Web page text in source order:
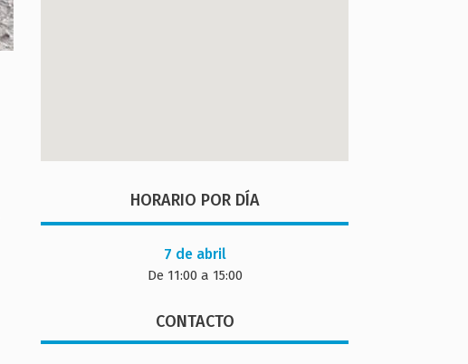
HORARIO POR DÍA
7 de abril
De 11:00 a 15:00
CONTACTO